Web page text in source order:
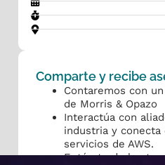
Comparte y recibe
Contaremos con
de Morris & Opazo
Interactúa con
industria y
servicios de AWS.
Entérate de las